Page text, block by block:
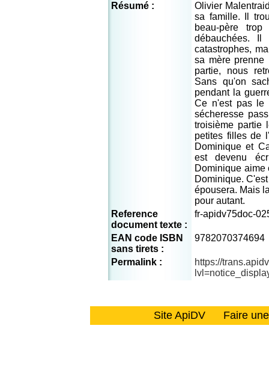
Résumé :
Olivier
sa famille. Il
beau-père
débauchées. Il
catastrophes,
sa mère prenne
partie, nous
Sans qu'on
pendant la
Ce n'est pas le
sécheresse
troisième partie
petites filles de
Dominique et
est devenu
Dominique aime
Dominique.
épousera. Mais
pour autant.
Reference
document texte :
fr-apidv75doc-
EAN code ISBN
sans tirets :
9782070374694
Permalink :
https://
Site ApiDV Faire